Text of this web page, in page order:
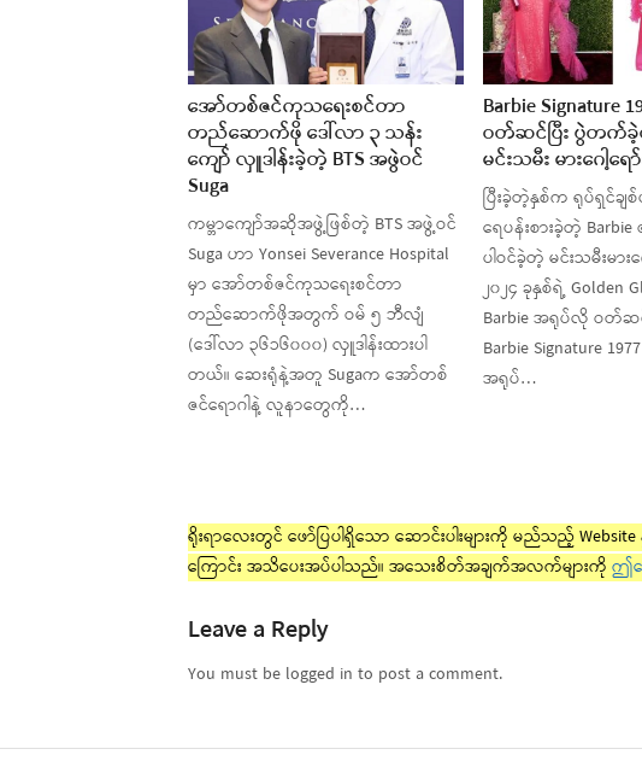
အော်တစ်ဇင်ကုသရေးစင်တာ
တည်ဆောက်ဖို ဒေါ်လာ ၃ သန်း
ကျော် လှူဒါန်းခဲ့တဲ့ BTS အဖွဲဝင်
Suga
ကမ္ဘာကျော်အဆိုအဖွဲ့ဖြစ်တဲ့ BTS အဖွဲ့ဝင်
Suga ဟာ Yonsei Severance Hospital
မှာ အော်တစ်ဇင်ကုသရေးစင်တာ
တည်ဆောက်ဖိုအတွက် ဝမ် ၅ ဘီလျံ
(ဒေါ်လာ ၃၆၁၆၀၀၀) လှူဒါန်းထားပါ
တယ်။ ဆေးရုံနဲ့အတူ Sugaက အော်တစ်
ဇင်ရောဂါနဲ့ လူနာတွေကို…
Barbie Signature
ဝတ်ဆင်ပြီး ပွဲတက်
မင်းသမီး မားဂေါ့ရ
ပြီးခဲ့တဲ့နှစ်က ရုပ်ရှင်ခ
ရေပန်းစားခဲ့တဲ့
ပါဝင်ခဲ့တဲ့ မင်းသမီးမာ
၂၀၂၄ ခုနှစ်ရဲ့ Golden
Barbie အရုပ်လို ဝတ်
Barbie Signature
အရုပ်…
ရိုးရာလေးတွင် ဖော်ပြပါရှိသော ဆောင်းပါးများကို မည်သည့်
ကြောင်း အသိပေးအပ်ပါသည်။ အသေးစိတ်အချက်အလက်များကို ဤန
Leave a Reply
You must be logged in to post a comment.